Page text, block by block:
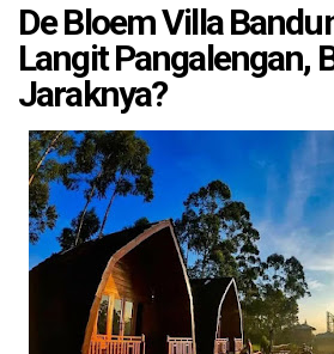
De Bloem Villa
Langit Pangalengan,
Jaraknya?